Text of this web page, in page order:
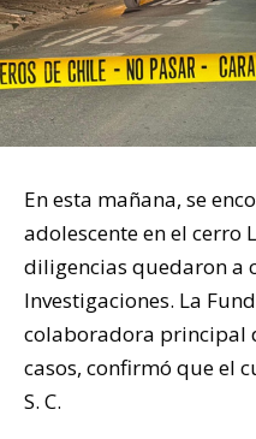
En esta mañana, se
adolescente en el cerro
diligencias quedaron a
Investigaciones. La
colaboradora principal
casos, confirmó que el
S. C.